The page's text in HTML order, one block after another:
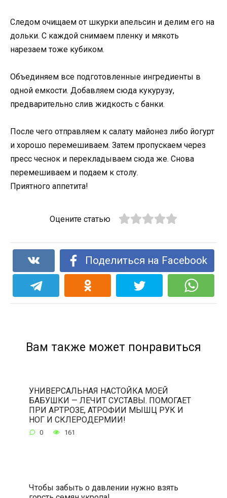
Следом очищаем от шкурки апельсин и делим его на
дольки. С каждой снимаем пленку и мякоть
нарезаем тоже кубиком.
Объединяем все подготовленные ингредиенты в
одной емкости. Добавляем сюда кукурузу,
предварительно слив жидкость с банки.
После чего отправляем к салату майонез либо йогурт
и хорошо перемешиваем. Затем пропускаем через
пресс чеснок и перекладываем сюда же. Снова
перемешиваем и подаем к столу.
Приятного аппетита!
Оцените статью
Поделиться на Facebook
Вам также может понравиться
УНИВЕРСАЛЬНАЯ НАСТОЙКА МОЕЙ
БАБУШКИ — ЛЕЧИТ СУСТАВЫ. ПОМОГАЕТ
ПРИ АРТРОЗЕ, АТРОФИИ МЫШЦ РУК И
НОГ И СКЛЕРОДЕРМИИ!
0 161
Чтобы забыть о давлении нужно взять